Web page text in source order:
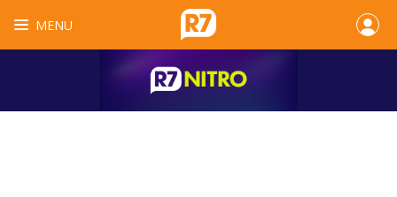
MENU